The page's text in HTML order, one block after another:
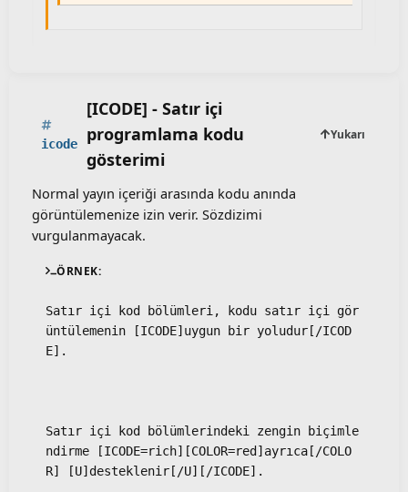
icode
[ICODE] - Satır içi
programlama kodu
gösterimi
Yukarı
Normal yayın içeriği arasında kodu anında
görüntülemenize izin verir. Sözdizimi
vurgulanmayacak.
ÖRNEK:
Satır içi kod bölümleri, kodu satır içi gör
üntülemenin [ICODE]uygun bir yoludur[/ICOD
E].
Satır içi kod bölümlerindeki zengin biçimle
ndirme [ICODE=rich][COLOR=red]ayrıca[/COLO
R] [U]desteklenir[/U][/ICODE].